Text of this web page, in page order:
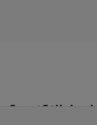
SportStil de